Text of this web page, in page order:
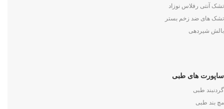
تشک آنتی رفلاس نوزاد
تشک های ضد زخم بستر
بالش شیردهی
ساپورت های طبی
گردنبند طبی
مچ بند طبی